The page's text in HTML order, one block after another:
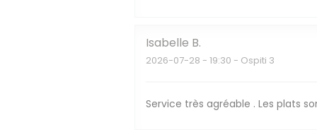
Isabelle B
2026-07-28 - 19:30 - Ospiti 3
Service très agréable . Les plats